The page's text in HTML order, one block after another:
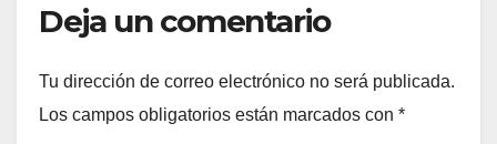
Deja un comentario
Tu dirección de correo electrónico no será publicada.
Los campos obligatorios están marcados con *